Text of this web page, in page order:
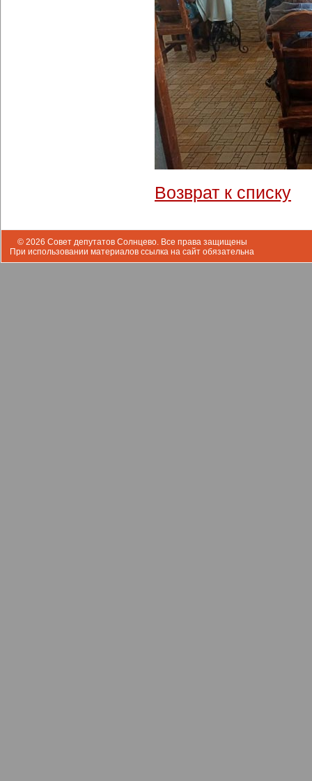
Возврат к списку
© 2026 Совет депутатов Солнцево. Все права защищены
При использовании материалов ссылка на сайт обязательна